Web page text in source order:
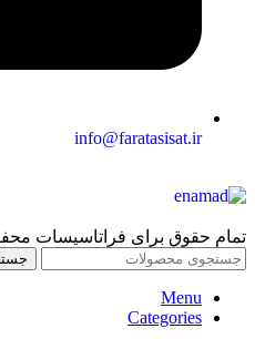
info@faratasisat.ir
تمام حقوق برای فراتاسیسات
Menu
Categories